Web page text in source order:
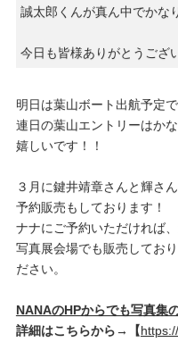
誠太郎くんが真ん中でかな
今日も皆様ありがとうござ
明日は葉山ボート出航予定で
連日の葉山エントリーはか
嬉しいです！！
３月に鍵井靖章さんと輝さ
予約販売もしております！
ナナにご予約いただければ
写真展会場でも販売してお
ださい。
NANAのHPからでも写真集
詳細はこちらから→【